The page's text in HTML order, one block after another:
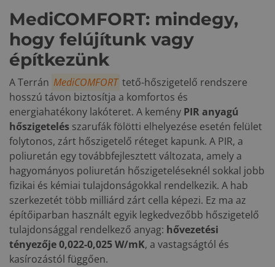
MediCOMFORT: mindegy,
hogy felújítunk vagy
építkezünk
A Terrán MediCOMFORT tető-hőszigetelő rendszere
hosszú távon biztosítja a komfortos és
energiahatékony lakóteret. A kemény PIR anyagú
hőszigetelés szarufák fölötti elhelyezése esetén felület
folytonos, zárt hőszigetelő réteget kapunk. A PIR, a
poliuretán egy továbbfejlesztett változata, amely a
hagyományos poliuretán hőszigeteléseknél sokkal jobb
fizikai és kémiai tulajdonságokkal rendelkezik. A hab
szerkezetét több milliárd zárt cella képezi. Ez ma az
építőiparban használt egyik legkedvezőbb hőszigetelő
tulajdonsággal rendelkező anyag: hővezetési
tényezője 0,022-0,025 W/mK, a vastagságtól és
kasírozástól függően.